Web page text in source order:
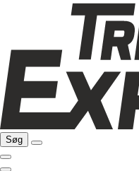
Søg